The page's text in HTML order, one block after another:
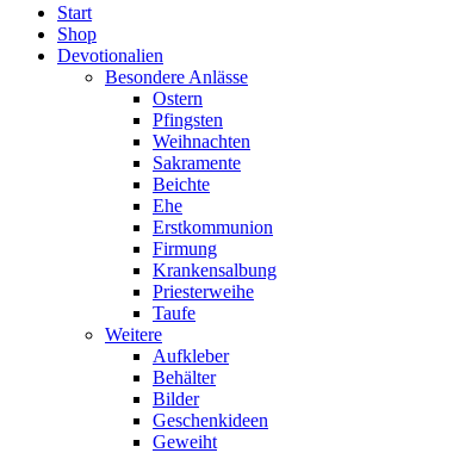
Start
Shop
Devotionalien
Besondere Anlässe
Ostern
Pfingsten
Weihnachten
Sakramente
Beichte
Ehe
Erstkommunion
Firmung
Krankensalbung
Priesterweihe
Taufe
Weitere
Aufkleber
Behälter
Bilder
Geschenkideen
Geweiht